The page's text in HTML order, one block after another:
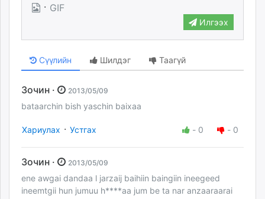
· GIF
Илгээх
Сүүлийн Шилдэг Таагүй
Зочин · 2013/05/09
bataarchin bish yaschin baixaa
Хариулах · Устгах - 0 - 0
Зочин · 2013/05/09
ene awgai dandaa l jarzaij baihiin baingiin ineegeed
ineemtgii hun jumuu h****aa jum be ta nar anzaaraarai